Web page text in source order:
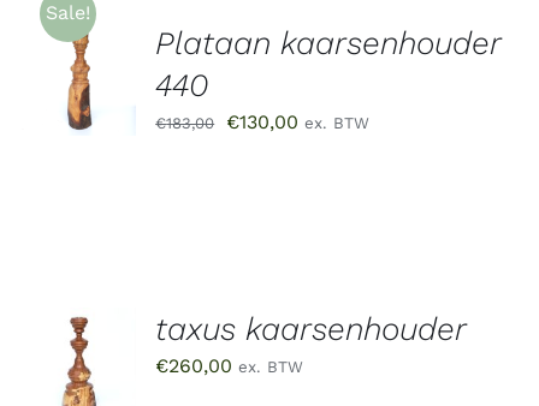
Sale!
TOEVOEGEN
AAN
WINKELWAGEN
/
DETAILS
Plataan kaarsenhouder
440
€183,00
Oorspronkelijke
€130,00 Huidige
ex. BTW
TOEVOEGEN
AAN
WINKELWAGEN
/
taxus kaarsenhouder
€260,00 ex. BTW